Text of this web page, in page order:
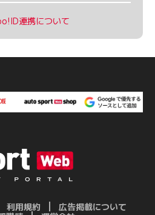
連携について
利用規約
広告掲載について